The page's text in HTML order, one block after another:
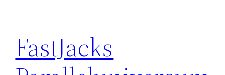
content
FastJacks